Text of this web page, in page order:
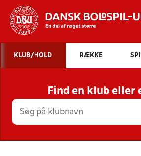
STILLINGER, RESULTATER,
HOLD
KLUB/HOLD RÆKKE
Find en klub eller